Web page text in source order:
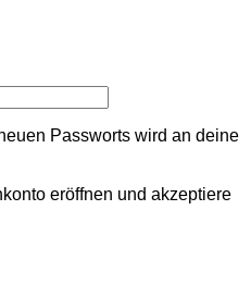
Passworts wird an deine
eröffnen und akzeptiere